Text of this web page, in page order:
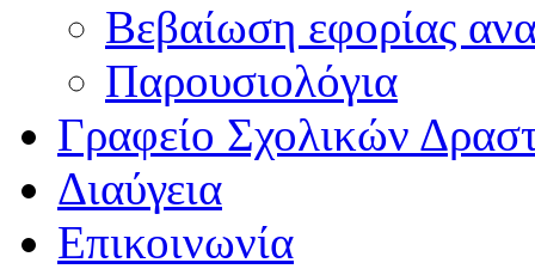
Βεβαίωση εφορίας
Παρουσιολόγια
Γραφείο Σχολικών
Διαύγεια
Επικοινωνία